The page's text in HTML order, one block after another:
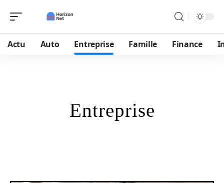
Actu Auto Entreprise Famille Finance
Entreprise